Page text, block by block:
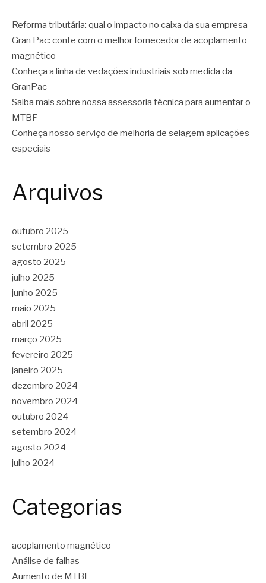
Reforma tributária: qual o impacto no caixa da sua empresa
Gran Pac: conte com o melhor fornecedor de acoplamento
magnético
Conheça a linha de vedações industriais sob medida da
GranPac
Saiba mais sobre nossa assessoria técnica para aumentar o
MTBF
Conheça nosso serviço de melhoria de selagem aplicações
especiais
Arquivos
outubro 2025
setembro 2025
agosto 2025
julho 2025
junho 2025
maio 2025
abril 2025
março 2025
fevereiro 2025
janeiro 2025
dezembro 2024
novembro 2024
outubro 2024
setembro 2024
agosto 2024
julho 2024
Categorias
acoplamento magnético
Análise de falhas
Aumento de MTBF